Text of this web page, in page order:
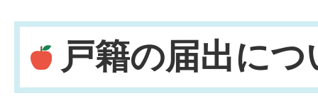
戸籍の届出につ